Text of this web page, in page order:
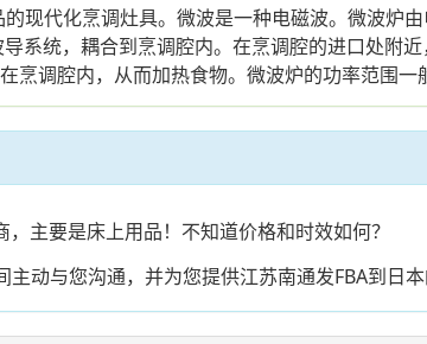
代化烹调灶具。微波是一种电磁波。微波炉
系统，耦合到烹调腔内。在烹调腔的进口处附
调腔内，从而加热食物。微波炉的功率范围一
主要是床上用品！不知道价格和时效如何？
与您沟通，并为您提供江苏南通发FBA到日